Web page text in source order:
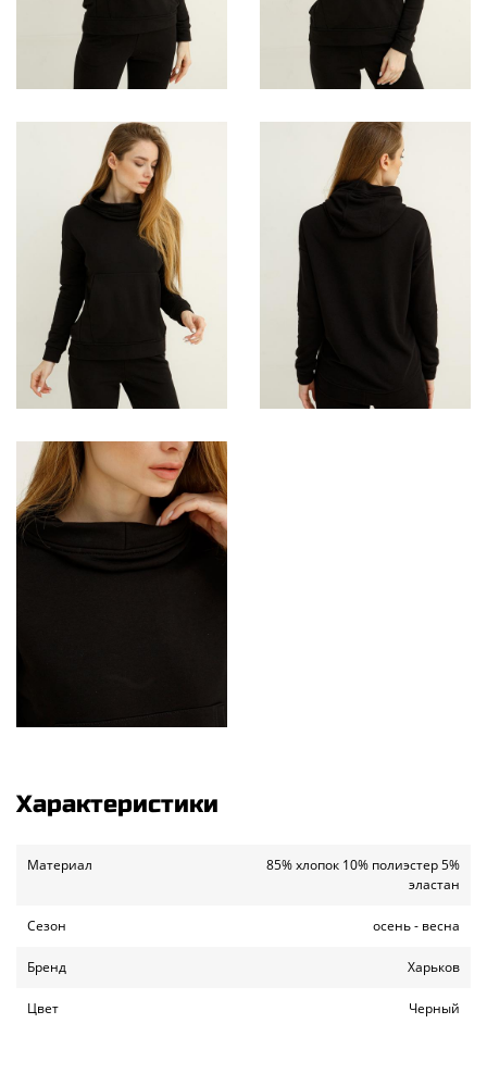
Характеристики
Материал
85% хлопок 10% полиэстер 5%
эластан
Сезон осень - весна
Бренд Харьков
Цвет Черный